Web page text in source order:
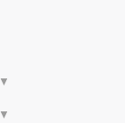
▼
▼